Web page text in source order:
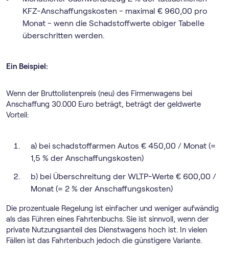
KFZ-Anschaffungskosten - maximal € 960,00 pro
Monat - wenn die Schadstoffwerte obiger Tabelle
überschritten werden.
Ein Beispiel:
Wenn der Bruttolistenpreis (neu) des Firmenwagens bei
Anschaffung 30.000 Euro beträgt, beträgt der geldwerte
Vorteil:
a) bei schadstoffarmen Autos € 450,00 / Monat (=
1,5 % der Anschaffungskosten)
b) bei Überschreitung der WLTP-Werte € 600,00 /
Monat (= 2 % der Anschaffungskosten)
Die prozentuale Regelung ist einfacher und weniger aufwändig
als das Führen eines Fahrtenbuchs. Sie ist sinnvoll, wenn der
private Nutzungsanteil des Dienstwagens hoch ist. In vielen
Fällen ist das Fahrtenbuch jedoch die günstigere Variante.